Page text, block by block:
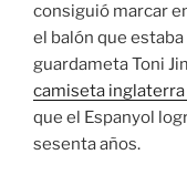
consiguió marcar
el balón que
guardameta Toni
camiseta
que el Espanyol
sesenta años.